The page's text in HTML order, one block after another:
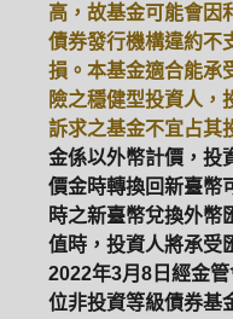
高，故基金可能會因
債券發行機構違約不
損。本基金適合能承
險之穩健型投資人，
訴求之基金不宜占其
金係以外幣計價，投
價金時轉換回新臺幣
時之新臺幣兌換外幣
值時，投資人將承受
2022年3月8日經金
位非投資等級債券基